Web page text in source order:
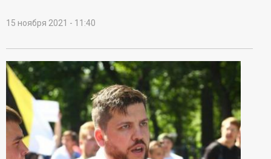
15 ноября 2021 - 11:40